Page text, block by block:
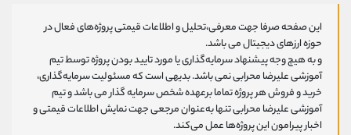
این صفحه صرفا جهت معرفی،تحلیل و اطلاعات قیمتی پروژه‌های فعال در
حوزه ارزهای دیجیتال می باشد.
و به هیچ وجه پیشنهاد سرمایه‌گذاری یا مورد تایید بودن پروژه توسط تیم
آموزشی علیرضا محرابی نمی باشد. بدیهی است که مسئولیت سرمایه‌گذاری،
خرید و فروش هر پروژه تماما برعهده شخص سرمایه گذار می باشد و تیم
آموزشی علیرضا محرابی تنها به‌عنوان مرجعی جهت نمایش اطلاعات قیمتی و
اخبار پیرامون این پروژه‌‌ها عمل می‌کند.